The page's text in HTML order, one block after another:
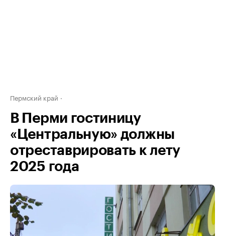
Пермский край
В Перми гостиницу
«Центральную» должны
отреставрировать к лету
2025 года